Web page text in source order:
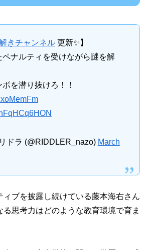
きチャンネル更新✨】
ペナルティを受けながら謎を解
を潜り抜けろ！！
ドラ (@RIDDLER_nazo) March
ィブを披露し続けている藤本海右さん
る思考力はどのような教育環境で育ま